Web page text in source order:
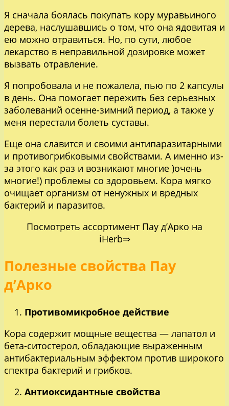
Я сначала боялась покупать кору муравьиного
дерева, наслушавшись о том, что она ядовитая и
ею можно отравиться. Но, по сути, любое
лекарство в неправильной дозировке может
вызвать отравление.
Я попробовала и не пожалела, пью по 2 капсулы
в день. Она помогает пережить без серьезных
заболеваний осенне-зимний период, а также у
меня перестали болеть суставы.
Еще она славится и своими антипаразитарными
и противогрибковыми свойствами. А именно из-
за этого как раз и возникают многие )очень
многие!) проблемы со здоровьем. Кора мягко
очищает организм от ненужных и вредных
бактерий и паразитов.
Посмотреть ассортимент Пау д’Арко на
iHerb⇒
Полезные свойства Пау
д’Арко
Противомикробное действие
Кора содержит мощные вещества — лапатол и
бета-ситостерол, обладающие выраженным
антибактериальным эффектом против широкого
спектра бактерий и грибков.
Антиоксидантные свойства